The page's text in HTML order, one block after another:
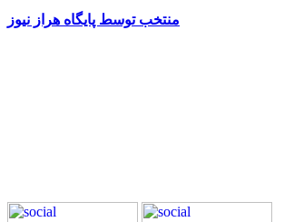
منتخب توسط پایگاه هراز نیوز